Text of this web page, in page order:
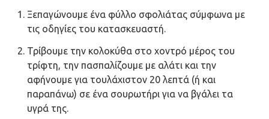
Ξεπαγώνουμε ένα φύλλο σφολιάτας σύμφωνα με
τις οδηγίες του κατασκευαστή.
Τρίβουμε την κολοκύθα στο χοντρό μέρος του
τρίφτη, την πασπαλίζουμε με αλάτι και την
αφήνουμε για τουλάχιστον 20 λεπτά (ή και
παραπάνω) σε ένα σουρωτήρι για να βγάλει τα
υγρά της.